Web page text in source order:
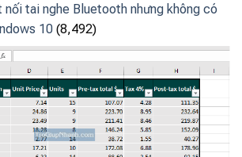
tai nghe Bluetooth nhưng không có
10 (8,492)